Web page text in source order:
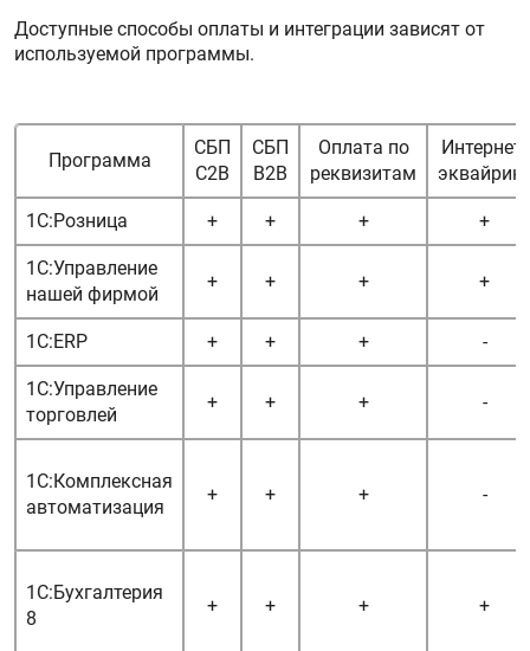
Доступные способы оплаты и интеграции зависят от
используемой программы.
Программа
СБП
C2B
СБП
B2B
Оплата по
реквизитам
Интернет-
эквайринг
1С:Розница + + + +
1С:Управление
нашей фирмой
+ + + +
1С:ERP + + + -
1С:Управление
торговлей
+ + + -
1С:Комплексная
автоматизация
+ + + -
1C:Бухгалтерия
8
+ + + +